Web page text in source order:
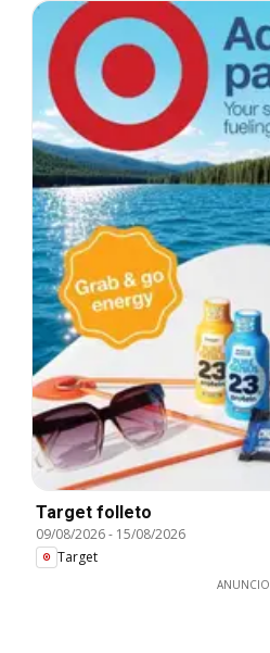
Target folleto
09/08/2026- 15/08/2026
Target
ANUNCIO